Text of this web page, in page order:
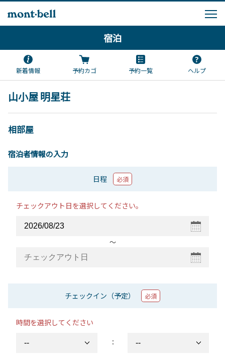
宿泊
新着情報 予約カゴ 予約一覧 ヘルプ
山小屋 明星荘
相部屋
宿泊者情報の入力
日程 必須
チェックアウト日を選択してください。
〜
チェックイン（予定） 必須
時間を選択してください
：